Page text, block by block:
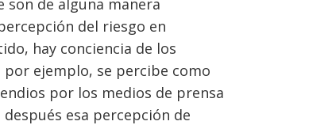
del riesgo en
hay conciencia de los
ejemplo, se percibe como
por los medios de prensa
esa percepción de